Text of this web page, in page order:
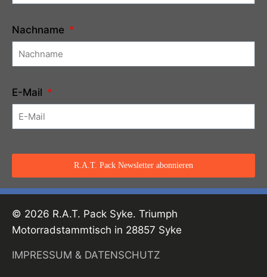
Nachname
E-Mail
R.A.T. Pack Newsletter abonnieren
© 2026 R.A.T. Pack Syke. Triumph
Motorradstammtisch in 28857 Syke
IMPRESSUM & DATENSCHUTZ